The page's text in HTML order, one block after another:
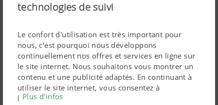
technologies de suivi
Le confort d'utilisation est très important pour
nous, c'est pourquoi nous développons
continuellement nos offres et services en ligne sur
le site internet. Nous souhaitons vous montrer un
contenu et une publicité adaptés. En continuant à
utiliser le site internet, vous consentez à
l'utilisation de cookies techniquement nécessaires.
Plus d'infos
FLEXCARE V 6200
Photos (en haute qualité)
Attention, les graphiques, vidéos et textes sont soumis